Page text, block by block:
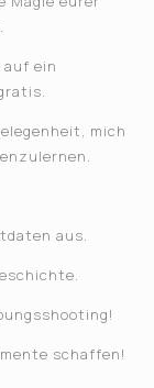
auf ein
mich
aus.
schaffen!